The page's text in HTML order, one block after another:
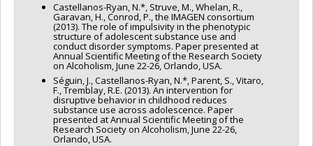
Castellanos-Ryan, N.*, Struve, M., Whelan, R.,
Garavan, H., Conrod, P., the IMAGEN consortium
(2013). The role of impulsivity in the phenotypic
structure of adolescent substance use and
conduct disorder symptoms. Paper presented at
Annual Scientific Meeting of the Research Society
on Alcoholism, June 22-26, Orlando, USA.
Séguin, J., Castellanos-Ryan, N.*, Parent, S., Vitaro,
F., Tremblay, R.E. (2013). An intervention for
disruptive behavior in childhood reduces
substance use across adolescence. Paper
presented at Annual Scientific Meeting of the
Research Society on Alcoholism, June 22-26,
Orlando, USA.